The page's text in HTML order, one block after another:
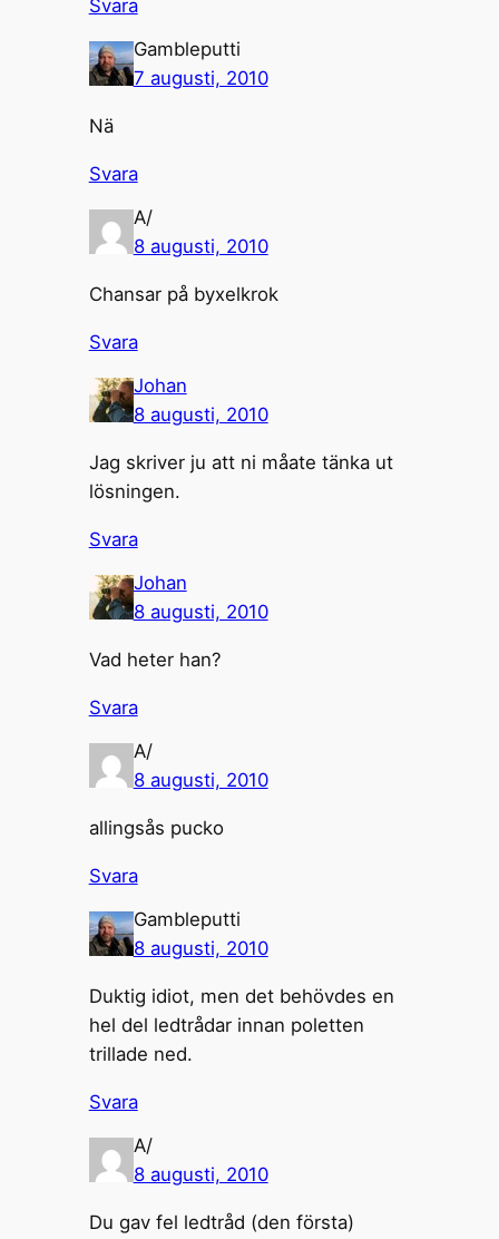
Svara
Gambleputti
7 augusti, 2010
Nä
Svara
A/
8 augusti, 2010
Chansar på byxelkrok
Svara
Johan
8 augusti, 2010
Jag skriver ju att ni måate tänka ut
lösningen.
Svara
Johan
8 augusti, 2010
Vad heter han?
Svara
A/
8 augusti, 2010
allingsås pucko
Svara
Gambleputti
8 augusti, 2010
Duktig idiot, men det behövdes en
hel del ledtrådar innan poletten
trillade ned.
Svara
A/
8 augusti, 2010
Du gav fel ledtråd (den första)